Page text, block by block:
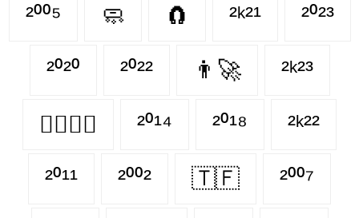
²⁰⁰⁵ 🧼 🧲 ²ᵏ²¹ ²⁰²³
²⁰²⁰ ²⁰²² 👨‍🚀 ²ᵏ²³
👨‍❤️‍💋‍👨 ²⁰¹⁴ ²⁰¹⁸ ²ᵏ²²
²⁰¹¹ ²⁰⁰² 🇹🇫 ²⁰⁰⁷